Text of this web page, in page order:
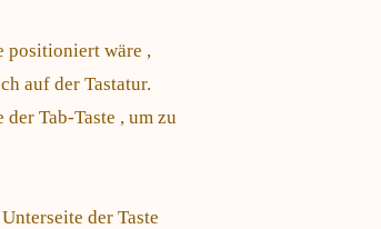
positioniert wäre ,
auf der Tastatur.
Tab-Taste , um zu
der Taste